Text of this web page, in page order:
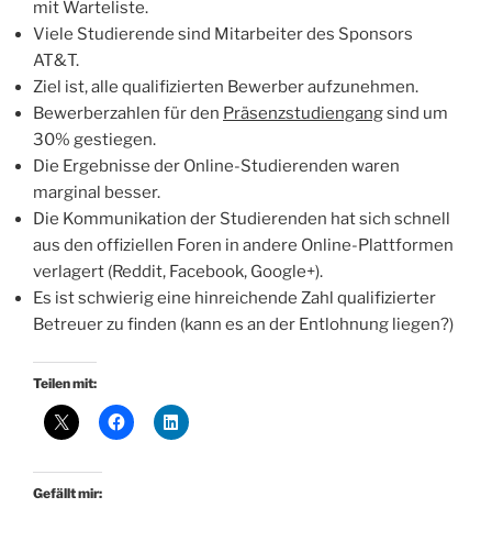
mit Warteliste.
Viele Studierende sind Mitarbeiter des Sponsors
AT&T.
Ziel ist, alle qualifizierten Bewerber aufzunehmen.
Bewerberzahlen für den Präsenzstudiengangsind um
30% gestiegen.
Die Ergebnisse der Online-Studierenden waren
marginal besser.
Die Kommunikation der Studierenden hat sich schnell
aus den offiziellen Foren in andere Online-Plattformen
verlagert (Reddit, Facebook, Google+).
Es ist schwierig eine hinreichende Zahl qualifizierter
Betreuer zu finden (kann es an der Entlohnung liegen?)
Teilen mit:
Gefällt mir: